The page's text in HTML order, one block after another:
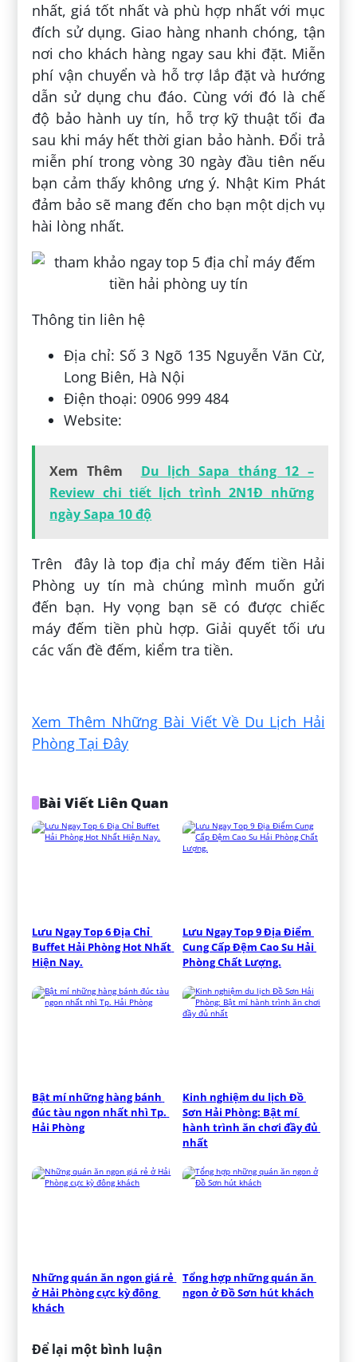
nhất, giá tốt nhất và phù hợp nhất với mục
đích sử dụng. Giao hàng nhanh chóng, tận
nơi cho khách hàng ngay sau khi đặt. Miễn
phí vận chuyển và hỗ trợ lắp đặt và hướng
dẫn sử dụng chu đáo. Cùng với đó là chế
độ bảo hành uy tín, hỗ trợ kỹ thuật tối đa
sau khi máy hết thời gian bảo hành. Đổi trả
miễn phí trong vòng 30 ngày đầu tiên nếu
bạn cảm thấy không ưng ý. Nhật Kim Phát
đảm bảo sẽ mang đến cho bạn một dịch vụ
hài lòng nhất.
Thông tin liên hệ
Địa chỉ: Số 3 Ngõ 135 Nguyễn Văn Cừ,
Long Biên, Hà Nội
Điện thoại: 0906 999 484
Website:
Xem Thêm
Du lịch Sapa tháng 12 –
Review chi tiết lịch trình 2N1Đ những
ngày Sapa 10 độ
Trên đây là top địa chỉ máy đếm tiền Hải
Phòng uy tín mà chúng mình muốn gửi
đến bạn. Hy vọng bạn sẽ có được chiếc
máy đếm tiền phù hợp. Giải quyết tối ưu
các vấn đề đếm, kiểm tra tiền.
Xem Thêm Những Bài Viết Về Du Lịch Hải
Phòng Tại Đây
Bài Viết Liên Quan
Lưu Ngay Top 6 Địa Chỉ
Buffet Hải Phòng Hot Nhất
Hiện Nay.
Lưu Ngay Top 9 Địa Điểm
Cung Cấp Đệm Cao Su Hải
Phòng Chất Lượng.
Bật mí những hàng bánh
đúc tàu ngon nhất nhì Tp.
Hải Phòng
Kinh nghiệm du lịch Đồ
Sơn Hải Phòng: Bật mí
hành trình ăn chơi đầy đủ
nhất
Những quán ăn ngon giá rẻ
ở Hải Phòng cực kỳ đông
khách
Tổng hợp những quán ăn
ngon ở Đồ Sơn hút khách
Để lại một bình luận